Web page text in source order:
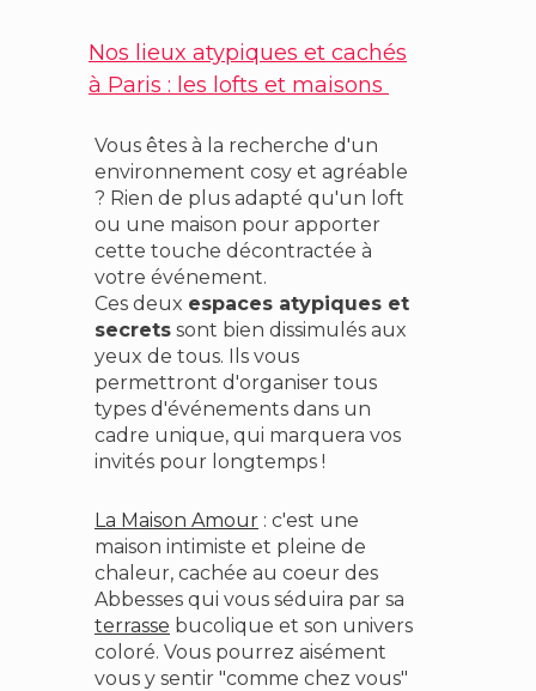
Nos lieux atypiques et cachés
à Paris : les lofts et maisons
Vous êtes à la recherche d'un
environnement cosy et agréable
? Rien de plus adapté qu'un loft
ou une maison pour apporter
cette touche décontractée à
votre événement.
Ces deux espaces atypiques et
secrets sont bien dissimulés aux
yeux de tous. Ils vous
permettront d'organiser tous
types d'événements dans un
cadre unique, qui marquera vos
invités pour longtemps !
La Maison Amour : c'est une
maison intimiste et pleine de
chaleur, cachée au coeur des
Abbesses qui vous séduira par sa
terrasse bucolique et son univers
coloré. Vous pourrez aisément
vous y sentir "comme chez vous"